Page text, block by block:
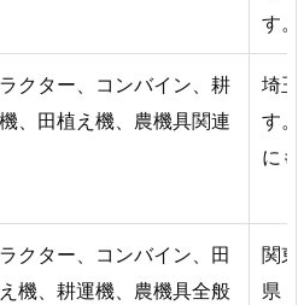
す
ラクター、コンバイン、耕
、田植え機、農機具関連
埼
す
に
ラクター、コンバイン、田
機、耕運機、農機具全般
関
県